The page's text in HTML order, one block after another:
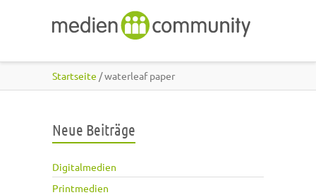
Startseite / waterleaf paper
Neue Beiträge
Digitalmedien
Printmedien